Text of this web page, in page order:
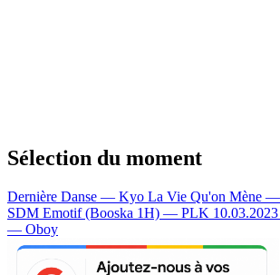
Sélection du moment
Dernière Danse — Kyo La Vie Qu'on Mène
SDM Emotif (Booska 1H) — PLK
— Oboy